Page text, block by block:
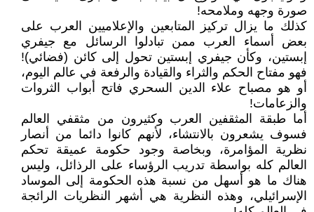
صورة وجهه وملامحه!
كذلك ما يزال تركيز المتابعين والإعلاميين العرب على
بعض أسماء العرب ممن تبادلوا الرسائل مع جيفري
إبستين، وكأن جيفري إبستين تحول إلى كائن (فضائي)!
فهو مفتاح الحكم والثراء والقيادة والرفعة في عالم اليوم،
أو هو مصباح علاء الدين السحري فاتح أبواب الثروات
والزعامات!
أما طبقة المثقفين العرب وكثيرون من مثقفي العالم
فسوف يشعرون بالانتشاء، لأنهم كانوا دائما من أنصار
نظرية المؤامرة، وبخاصة وجود حكومة عميقة تحكم
العالم كله بواسطة تدريب الرؤساء على الرذائل، وليس
هناك ما هو أسهل من نسبة هذه الحكومة إلى الموساد
الإسرائيلي، وهذه النظرية هي أشهر النظريات الرائجة